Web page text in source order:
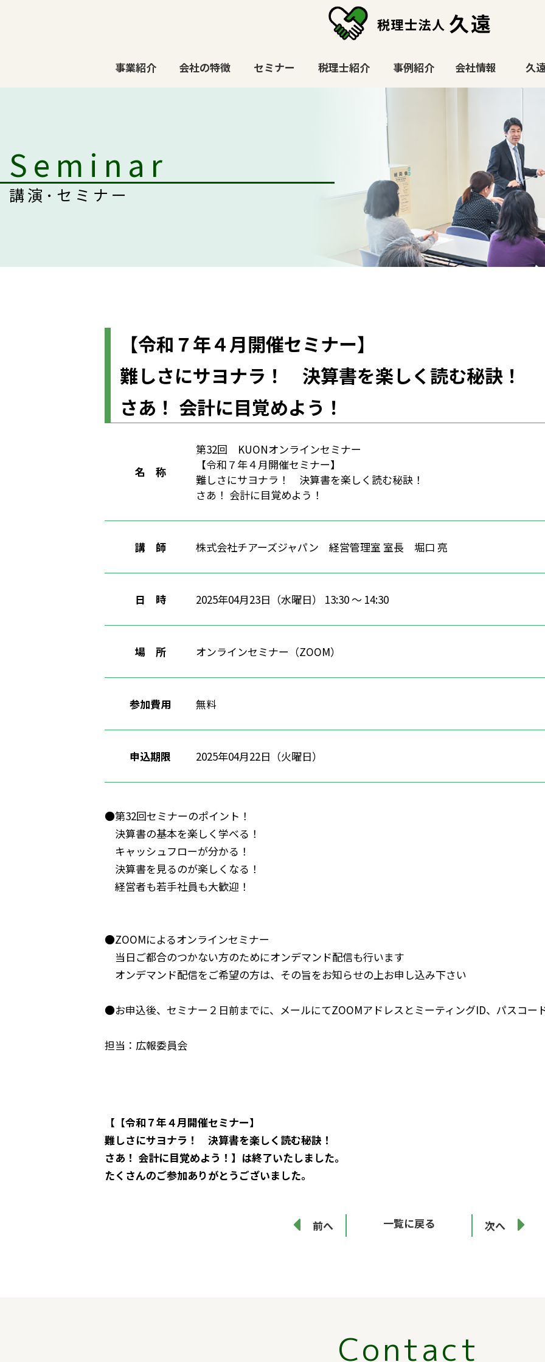
事業紹介 会社の特徴 セミナー 税理士紹介 事例紹介 会社情報 久
Seminar
講演･セミナー
【令和７年４月開催セミナー】
難しさにサヨナラ！ 決算書を楽しく読む秘訣！
さあ！ 会計に目覚めよう！
名 称
第32回 KUONオンラインセミナー
【令和７年４月開催セミナー】
難しさにサヨナラ！ 決算書を楽しく読む秘訣！
さあ！ 会計に目覚めよう！
講 師 株式会社チアーズジャパン 経営管理室 室長 堀口 亮
日 時 2025年04月23日（水曜日） 13:30 ～ 14:30
場 所 オンラインセミナー（ZOOM）
参加費用 無料
申込期限 2025年04月22日（火曜日）
●第32回セミナーのポイント！
決算書の基本を楽しく学べる！
キャッシュフローが分かる！
決算書を見るのが楽しくなる！
経営者も若手社員も大歓迎！
●ZOOMによるオンラインセミナー
当日ご都合のつかない方のためにオンデマンド配信も行います
オンデマンド配信をご希望の方は、その旨をお知らせの上お申し込み下さい
●お申込後、セミナー２日前までに、メールにてZOOMアドレスとミーティングID、パスコー
担当：広報委員会
【【令和７年４月開催セミナー】
難しさにサヨナラ！ 決算書を楽しく読む秘訣！
さあ！ 会計に目覚めよう！】は終了いたしました。
たくさんのご参加ありがとうございました。
前へ 一覧に戻る 次へ
Contact